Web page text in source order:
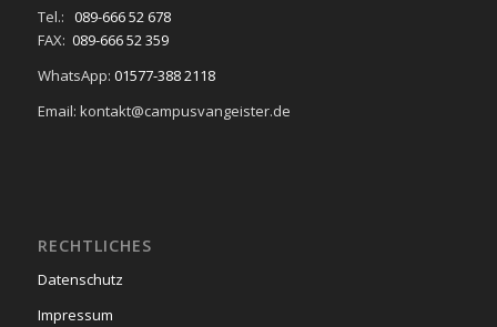
Tel.: 089-666 52 678
FAX: 089-666 52 359
WhatsApp: 01577-388 2118
Email: kontakt@campusvangeister.de
RECHTLICHES
Datenschutz
Impressum